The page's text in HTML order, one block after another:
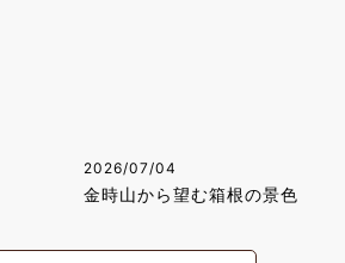
2026/07/04
金時山から望む箱根の景色